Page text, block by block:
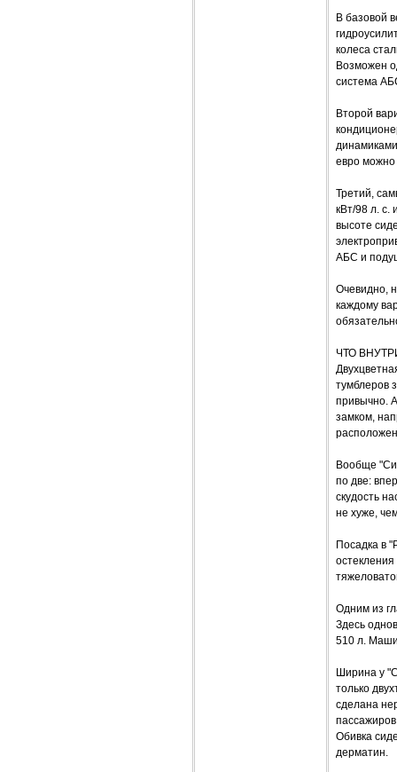
В базовой
колеса
Возможен
система
Второй
евро
Третий,
кВт/98 л. с.
высоте
АБС и
Очевидно,
каждому
ЧТО
тумблеров
привычно. А
замком,
Вообще
по две:
скудость
не хуже,
Посадка в
Одним из
Здесь
510 л.
Ширина у
только
сделана
Обивка
дерматин.